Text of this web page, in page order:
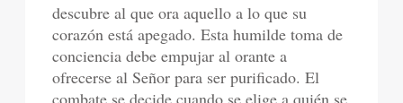
descubre al que ora aquello a lo que su
corazón está apegado. Esta humilde toma de
conciencia debe empujar al orante a
ofrecerse al Señor para ser purificado. El